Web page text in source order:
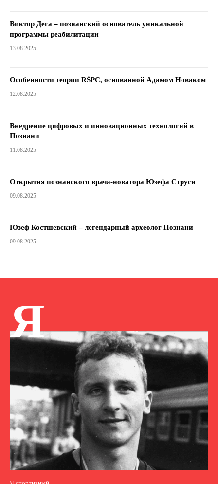
Виктор Дега – познанский основатель уникальной
программы реабилитации
13.08.2025
Особенности теории RŚPC, основанной Адамом Новаком
12.08.2025
Внедрение цифровых и инновационных технологий в
Познани
11.08.2025
Открытия познанского врача-новатора Юзефа Струся
09.08.2025
Юзеф Костшевский – легендарный археолог Познани
09.08.2025
Я